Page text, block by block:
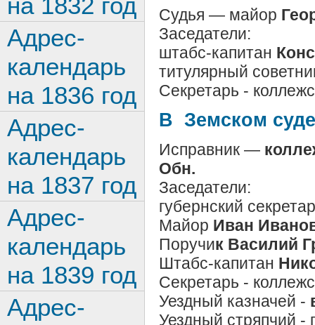
Судья — майор
Заседатели:
штабс-капитан
титулярный
Секретарь -
В Земском
Исправник —
Обн.
Заседатели:
губернский
Майор Иван
Поручик Василий
Штабс-капитан
Секретарь -
Уездный казначей -
Уездный стряпчий -
Адрес-
календарь
на 1836 год
Адрес-
календарь
на 1837 год
Адрес-
календарь
на 1839 год
Адрес-